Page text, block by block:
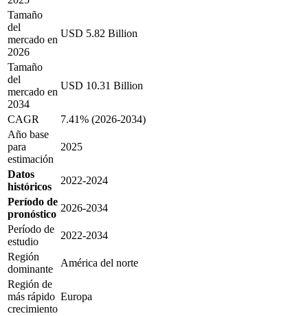
Tamaño
del
mercado en
2026
USD 5.82 Billion
Tamaño
del
mercado en
2034
USD 10.31 Billion
CAGR
7.41% (2026-2034)
Año base
para
estimación
2025
Datos
históricos
2022-2024
Período de
pronóstico
2026-2034
Período de
estudio
2022-2034
Región
dominante
América del norte
Región de
más rápido
crecimiento
Europa